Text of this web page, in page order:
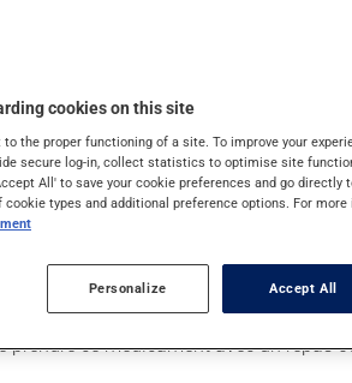
coeur. Il agit en quelques heures,
que votre pharmacien vous ait
plus, ni plus souvent qu'indiqué.
s'il a été utilisé durant plusieurs
de façon régulière et continue.
S'il est presque l'heure de votre
ce médicament avec un
cookies on this site
the proper functioning of a site. To improve your
secure log-in, collect statistics to optimise site
All' to save your cookie preferences and go directly
types and additional preference options. For
Personalize Accept All